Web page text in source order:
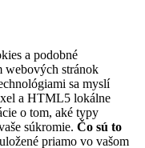
a podobné
webových stránok
sa myslí
a HTML5 lokálne
o tom, aké typy
súkromie. Čo sú to
priamo vo vašom